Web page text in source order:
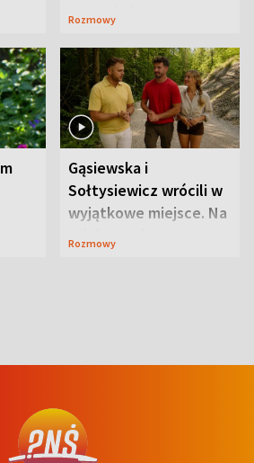
zapowiada
Rozmowy
Gąsiewska i
Sołtysiewicz wrócili w
wyjątkowe miejsce. Na
szlaku czekał
Rozmowy